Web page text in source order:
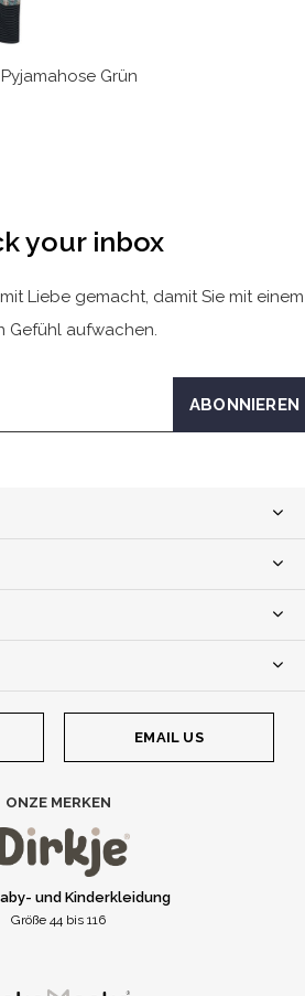
Grün
your inbox
Liebe gemacht, damit Sie mit einem
Gefühl aufwachen.
EMAIL US
ONZE MERKEN
und Kinderkleidung
Größe 44 bis 116